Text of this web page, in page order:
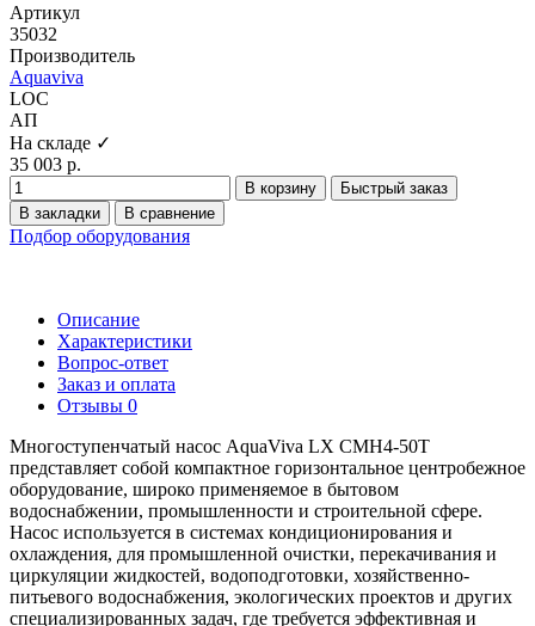
Артикул
35032
Производитель
Aquaviva
LOC
АП
На складе ✓
35 003 р.
В корзину
Быстрый заказ
В закладки
В сравнение
Подбор оборудования
Описание
Характеристики
Вопрос-ответ
Заказ и оплата
Отзывы 0
Многоступенчатый насос AquaViva LX CMH4-50Т
представляет собой компактное горизонтальное центробежное
оборудование, широко применяемое в бытовом
водоснабжении, промышленности и строительной сфере.
Насос используется в системах кондиционирования и
охлаждения, для промышленной очистки, перекачивания и
циркуляции жидкостей, водоподготовки, хозяйственно-
питьевого водоснабжения, экологических проектов и других
специализированных задач, где требуется эффективная и